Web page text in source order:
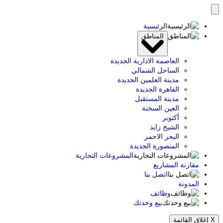
تخطى
المحتوى
الرئيسية
المناطق
العاصمة الادارية الجديدة
الساحل الشمالي
مدينة العلمين الجديدة
القاهرة الجديدة
مدينة المستقبل
العين السخنة
أكتوبر
الشيخ زايد
البحر الاحمر
المنصورة الجديدة
المشروعات التجارية
مقارنة المشاريع
اتصل بنا
المدونة
وظائف
بيع وحدتك
X إغلاق القائمة